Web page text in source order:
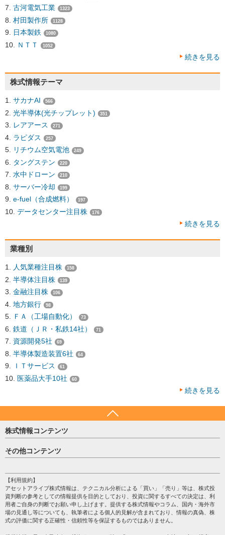
古河電気工業 1323
村田製作所 1128
日本製鉄 1080
ＮＴＴ 1052
続きを見る
株式情報テーマ
サカナAI 566
光半導体(光チップレット) 351
レアアース 271
ラピダス 257
リチウム空気電池 249
タングステン 220
水中ドローン 210
サーバー冷却 199
e-fuel（合成燃料） 197
データセンター注目株 176
続きを見る
業種別
人気業種注目株 158
半導体注目株 139
金融注目株 106
地方銀行 98
ＦＡ（工場自動化） 73
鉄道（ＪＲ・私鉄14社） 71
資源開発5社 69
半導体製造装置6社 64
ＩＴサービス 61
医薬品大手10社 60
続きを見る
株式情報コンテンツ
日経平均
売買シグナル
株テーマ情報
海外市況
投資カレンダー
格付け情報
その他コンテンツ
個人情報保護方針
プライバシーポリシー
会社案内
サイトマップ
【利用規約】
アセットアライブ株式情報は、テクニカル分析による「買い」「売り」等は、株式投
資判断の参考としての情報提供を目的としており、投資に関するすべての決定は、利
用者ご自身の判断でお願い申し上げます。提供する株式情報やコラム、国内・海外市
場の見通し等についても、執筆者による個人的見解が含まれており、情報の真偽、株
式の評価に関する正確性・信頼性等を保証するものではありません。